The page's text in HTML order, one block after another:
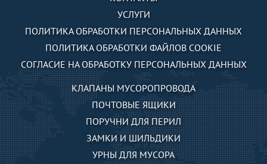
УСЛУГИ
ПОЛИТИКА ОБРАБОТКИ ПЕРСОНАЛЬНЫХ ДАННЫХ
ПОЛИТИКА ОБРАБОТКИ ФАЙЛОВ COOKIE
СОГЛАСИЕ НА ОБРАБОТКУ ПЕРСОНАЛЬНЫХ ДАННЫХ
КЛАПАНЫ МУСОРОПРОВОДА
ПОЧТОВЫЕ ЯЩИКИ
ПОРУЧНИ ДЛЯ ПЕРИЛ
ЗАМКИ И ШИЛЬДИКИ
УРНЫ ДЛЯ МУСОРА